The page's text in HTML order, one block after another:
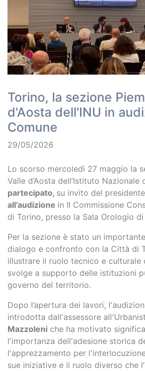
Torino, la sezione
d'Aosta dell'INU in
Comune
29/05/2026
Lo scorso mercoledì 27 maggio la
Valle d’Aosta dell’Istituto Nazionale
partecipato, su invito del
all’audizione in II Commissione
di Torino, presso la Sala Orologio
Per la sezione è stato un
dialogo e confronto con la Città di
illustrare il ruolo tecnico e culturale
svolge a supporto delle istituzioni
governo del territorio.
Dopo l’apertura dei lavori,
introdotta dall'assessore
Mazzoleni che ha motivato
l'importanza dell'adesione storica
l'apprezzamento per
sue iniziative e il ruolo diverso che